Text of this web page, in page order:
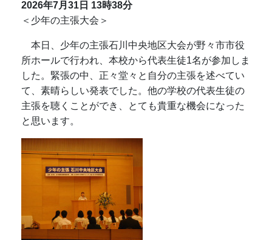
2026年7月31日 13時38分
＜少年の主張大会＞
本日、少年の主張石川中央地区大会が野々市市役
所ホールで行われ、本校から代表生徒1名が参加しま
した。緊張の中、正々堂々と自分の主張を述べてい
て、素晴らしい発表でした。他の学校の代表生徒の
主張を聴くことができ、とても貴重な機会になった
と思います。